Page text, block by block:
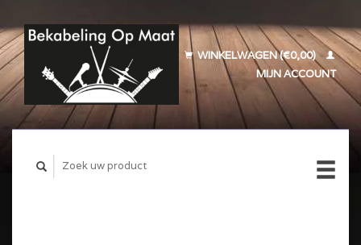
WINKELWAGEN (€0,00)
MIJN ACCOUNT